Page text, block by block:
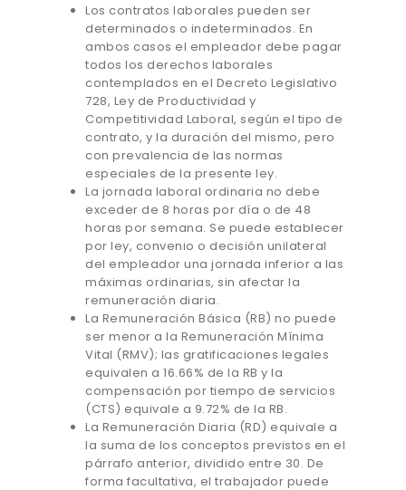
Los contratos laborales pueden ser
determinados o indeterminados. En
ambos casos el empleador debe pagar
todos los derechos laborales
contemplados en el Decreto Legislativo
728, Ley de Productividad y
Competitividad Laboral, según el tipo de
contrato, y la duración del mismo, pero
con prevalencia de las normas
especiales de la presente ley.
La jornada laboral ordinaria no debe
exceder de 8 horas por día o de 48
horas por semana. Se puede establecer
por ley, convenio o decisión unilateral
del empleador una jornada inferior a las
máximas ordinarias, sin afectar la
remuneración diaria.
La Remuneración Básica (RB) no puede
ser menor a la Remuneración Mínima
Vital (RMV); las gratificaciones legales
equivalen a 16.66% de la RB y la
compensación por tiempo de servicios
(CTS) equivale a 9.72% de la RB.
La Remuneración Diaria (RD) equivale a
la suma de los conceptos previstos en el
párrafo anterior, dividido entre 30. De
forma facultativa, el trabajador puede